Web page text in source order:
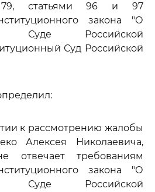
79, статьями 96 и 97
закона "О
Суде Российской
Суд Российской
к рассмотрению жалобы
Алексея Николаевича,
отвечает требованиям
закона "О
Суде Российской